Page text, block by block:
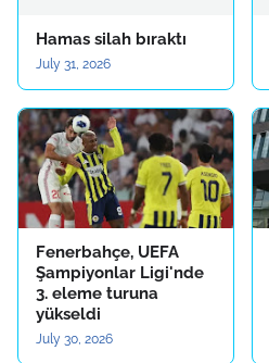
Hamas silah bıraktı
July 31, 2026
Fenerbahçe, UEFA
Şampiyonlar Ligi'nde
3. eleme turuna
yükseldi
July 30, 2026